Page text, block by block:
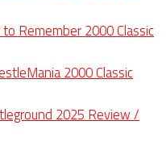
Remember 2000 Classic
2000 Classic
2025 Review /